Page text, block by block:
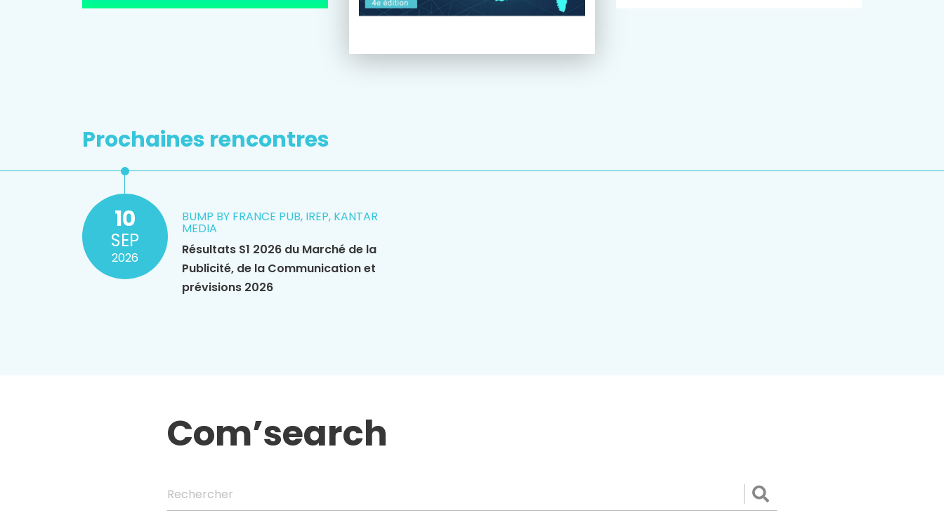
Prochaines rencontres
10
SEP
2026
BUMP BY FRANCE PUB, IREP, KANTAR
MEDIA
Résultats S1 2026 du Marché de la
Publicité, de la Communication et
prévisions 2026
Com’search
Rechercher